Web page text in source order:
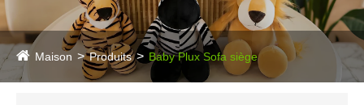
Maison Produits Baby Plux Sofa siège